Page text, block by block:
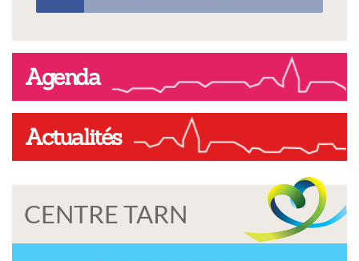
Agenda
Actualités
CENTRE TARN